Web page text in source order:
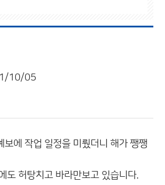
10/05
보에 작업 일정을 미뤘더니 해가 쨍쨍
도 허탕치고 바라만보고 있습니다.